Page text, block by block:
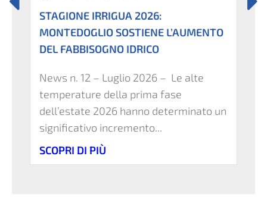
STAGIONE IRRIGUA 2026:
MONTEDOGLIO SOSTIENE L’AUMENTO
DEL FABBISOGNO IDRICO
News n. 12 – Luglio 2026 – Le alte
temperature della prima fase
dell’estate 2026 hanno determinato un
significativo incremento...
SCOPRI DI PIÙ